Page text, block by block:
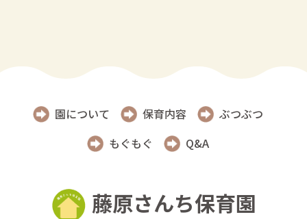
園について 保育内容
ぶつぶつ
もぐもぐ
Q&A
藤原さんち保育園